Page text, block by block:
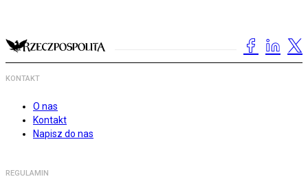
KONTAKT
O nas
Kontakt
Napisz do nas
REGULAMIN